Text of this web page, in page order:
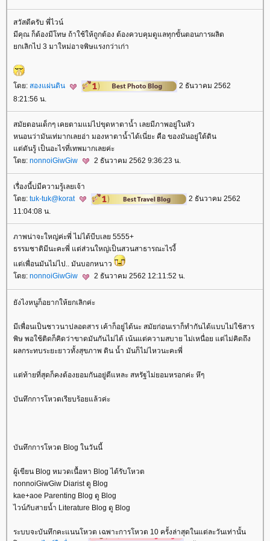
สวัสดีครับ พี่ไวน์
มีคุณ ก็ต้องมีโทษ ถ้าใช้ให้ถูกต้อง ต้องควบคุมดูแลทุกขั้นตอนการผลิต
กเลิกไป 3 มาใหม่อาจพิษแรงกว่าเก่า
ดย: สองแผ่นดิน
2 ธันวาคม 2562
8:21:56 น.
สมัยตอนเด็กๆ เคยตามแม่ไปขุดหาตาน้ำ เลยมีภาพอยู่ในหัว
หนอนว่ามันเท่มากเลยอ่า มองหาตาน้ำได้เนี่ยะ คือ ของมันอยู่ใต้ดิน
ต่ดันรู้ เป็นอะไรที่เทพมากเลยค่ะ
ดย: nonnoiGiwGiw 2 ธันวาคม 2562 9:36:23 น.
เรื่องนี้บ่มีความรู้เลยเจ้า
ดย: tuk-tuk@korat
2 ธันวาคม 2562
11:04:08 น.
ภาพน่าจะใหญ่ค่ะพี่ ไม่ได้บีบเลย 5555+
ธรรมชาติมีนะคะพี่ แต่ส่วนใหญ่เป็นสวนสาธารณะไรงี้
ต่เพื่อนมันไม่ไป.. มันบอกหนาว
ดย: nonnoiGiwGiw 2 ธันวาคม 2562 12:11:52 น.
ังไงหนูก็อยากให้ยกเลิกค่ะ
มีเพื่อนเป็นชาวนาปลอดสาร เค้าก็อยู่ได้นะ สมัยก่อนเราก็ทำกันได้แบบไม่ใช้สาร
พิษ พอใช้ติดก็คิดว่าขาดมันกันไม่ได้ เน้นแต่ความสบาย ไม่เหนื่อย แต่ไม่คิดถึง
ผลกระทบระยะยาวทั้งสุขภาพ ดิน น้ำ มันก็ไม่ไหวนะคะพี่
ต่ท้ายที่สุดก็คงต้องยอมกันอยู่ดีแหละ สหรัฐไม่ยอมหรอกค่ะ หึๆ
บันทึกการโหวตเรียบร้อยแล้วค่ะ
บันทึกการโหวต Blog ในวันนี้
ผู้เขียน Blog หมวดเนื้อหา Blog ได้รับโหวต
nonnoiGiwGiw Diarist ดู Blog
kae+aoe Parenting Blog ดู Blog
ไวน์กับสายน้ำ Literature Blog ดู Blog
ระบบจะบันทึกคะแนนโหวต เฉพาะการโหวต 10 ครั้งล่าสุดในแต่ละวันเท่านั้น